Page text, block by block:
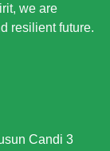
we are
resilient future.
Candi 3